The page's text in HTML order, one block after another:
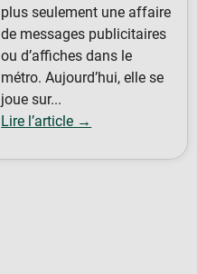
plus seulement une affaire
de messages publicitaires
ou d’affiches dans le
métro. Aujourd’hui, elle se
joue sur...
Lire l’article →